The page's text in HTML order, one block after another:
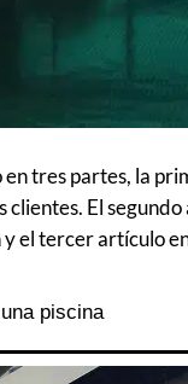
tres partes, la
clientes. El
el tercer artículo
piscina